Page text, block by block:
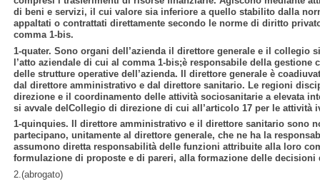
di beni e servizi, il cui valore sia inferiore a quello stabilito dalla
appaltati o contrattati direttamente secondo le norme di diritto
comma 1-bis.
1-quater. Sono organi dell’azienda il direttore generale e il collegio
l’atto aziendale di cui al comma 1-bis;è responsabile della
delle strutture operative dell’azienda. Il direttore generale è
dal direttore amministrativo e dal direttore sanitario. Le regioni
direzione e il coordinamento delle attività sociosanitarie a elevata
si avvale delCollegio di direzione di cui all’articolo 17 per le attività
1-quinquies. Il direttore amministrativo e il direttore sanitario sono
partecipano, unitamente al direttore generale, che ne ha la
assumono diretta responsabilità delle funzioni attribuite alla loro
formulazione di proposte e di pareri, alla formazione delle decisioni
2.(abrogato)